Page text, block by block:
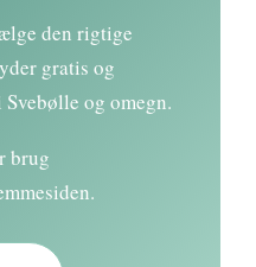
den rigtige
gratis og
og omegn.
brug